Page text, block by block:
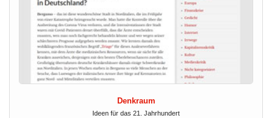
Denkraum
Ideen für das 21. Jahrhundert